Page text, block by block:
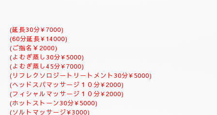
🌈🪻⑥デトックス体質改善トリートメント＆ソルトマッサージト
リートメントコース🪻🌈
全身極上リンパドレナージュトリートメント、リフレクソロジー
足つぼデトックス体質改善トリートメント、ソルトマッサージ、
ジャプカサイ＆リンガムトリートメント、よむぎ蒸しコース
９０分￥25000
１２０分¥30000⇒¥28000